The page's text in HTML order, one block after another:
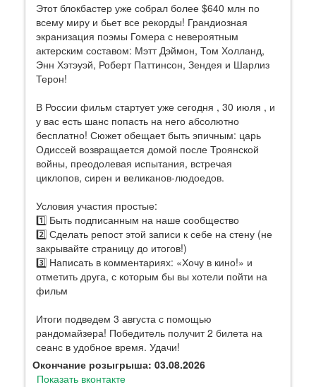
Этот блокбастер уже собрал более $640 млн по
всему миру и бьет все рекорды! Грандиозная
экранизация поэмы Гомера с невероятным
актерским составом: Мэтт Дэймон, Том Холланд,
Энн Хэтэуэй, Роберт Паттинсон, Зендея и Шарлиз
Терон!
В России фильм стартует уже сегодня , 30 июля , и
у вас есть шанс попасть на него абсолютно
бесплатно! Сюжет обещает быть эпичным: царь
Одиссей возвращается домой после Троянской
войны, преодолевая испытания, встречая
циклопов, сирен и великанов-людоедов.
Условия участия простые:
1️⃣ Быть подписанным на наше сообщество
2️⃣ Сделать репост этой записи к себе на стену (не
закрывайте страницу до итогов!)
3️⃣ Написать в комментариях: «Хочу в кино!» и
отметить друга, с которым бы вы хотели пойти на
фильм
Итоги подведем 3 августа с помощью
рандомайзера! Победитель получит 2 билета на
сеанс в удобное время. Удачи!
Окончание розыгрыша: 03.08.2026
Показать вконтакте